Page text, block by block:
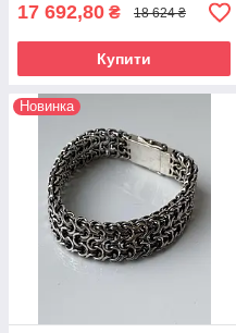
17 692,80 ₴ 18 624 ₴
Купити
Новинка